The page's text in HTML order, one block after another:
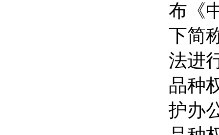
布《
下简
法进
品种
护办